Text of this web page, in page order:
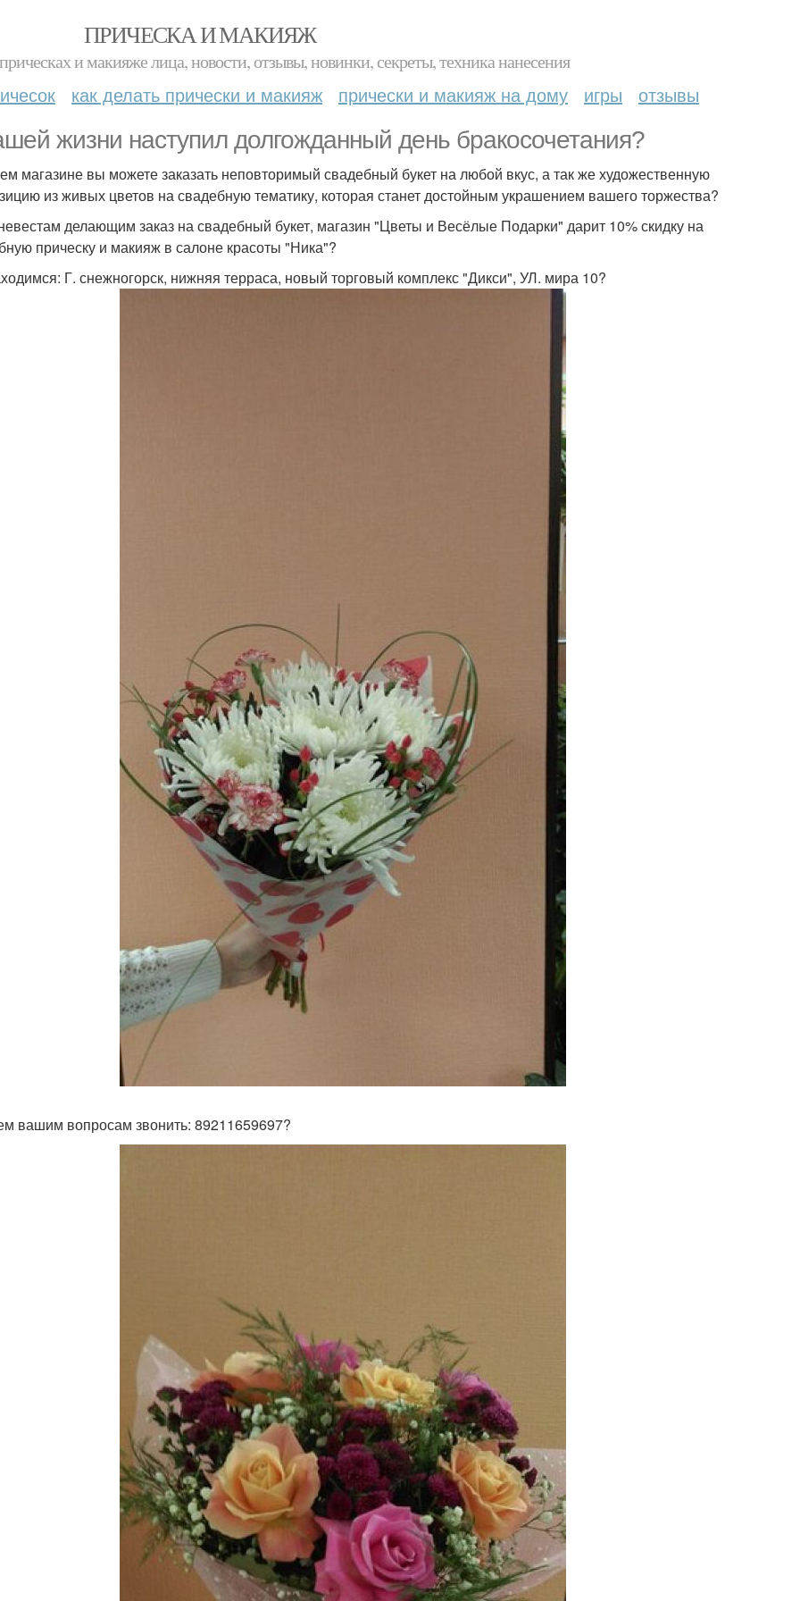
ПРИЧЕСКА И МАКИЯЖ
и макияже лица, новости, отзывы, новинки, секреты, техника нанесения
как делать прически и макияж прически и макияж на дому игры отзывы
жизни наступил долгожданный день бракосочетания?
магазине вы можете заказать неповторимый свадебный букет на любой вкус, а так же художественную
из живых цветов на свадебную тематику, которая станет достойным украшением вашего торжества?
делающим заказ на свадебный букет, магазин "Цветы и Весёлые Подарки" дарит 10% скидку на
прическу и макияж в салоне красоты "Ника"?
Г. снежногорск, нижняя терраса, новый торговый комплекс "Дикси", УЛ. мира 10?
вашим вопросам звонить: 89211659697?